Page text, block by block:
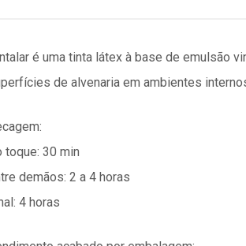
é uma tinta látex à base de emulsão
de alvenaria em ambientes
4 horas